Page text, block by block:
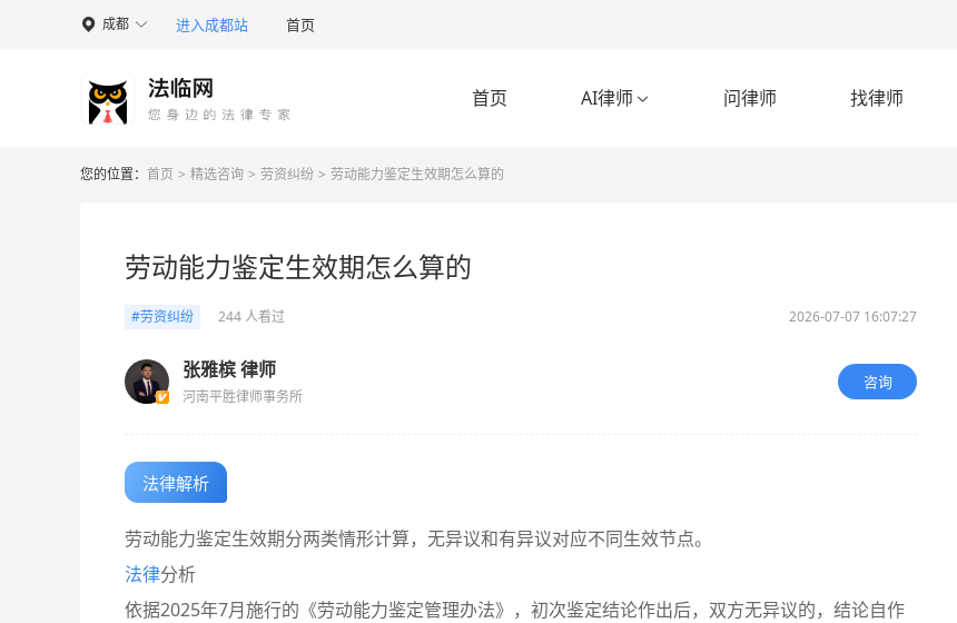
 成都 进入成都站 首页
首页 AI律师  问律师 找律师
您的位置： 首页 > 精选咨询 > 劳资纠纷 > 劳动能力鉴定生效期怎么算的
劳动能力鉴定生效期怎么算的
#劳资纠纷 244 人看过 2026-07-07 16:07:27
张雅槟 律师
河南平胜律师事务所
咨询
法律解析
劳动能力鉴定生效期分两类情形计算，无异议和有异议对应不同生效节点。
法律分析
依据2025年7月施行的《劳动能力鉴定管理办法》，初次鉴定结论作出后，双方无异议的，结论自作